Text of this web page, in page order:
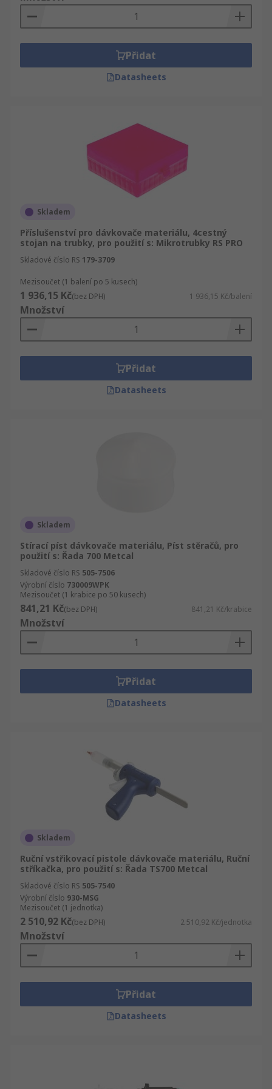
své hledání podle OK International, 0 nebo jiného
Příslušenství pro dávkovače materiálů výrobce a
výsledky se Vám zobrazí srovnané podle jména,
značky, dostupnosti nebo alfabeticky.
Nezapomeňte se podívat i na RS Informační
Zónu, která obsahují více než 100.000 stran
jejich používání stejně jako bezpečnostní rady a
Přidat
Datasheets
Skladem
Příslušenství pro dávkovače materiálu, 4cestný
stojan na trubky, pro použití s: Mikrotrubky RS PRO
Skladové číslo RS 179-3709
Mezisoučet (1 balení po 5 kusech)
1 936,15 Kč(bez DPH) 1 936,15 Kč/balení
Množství
Přidat
Datasheets
Skladem
Stírací píst dávkovače materiálu, Píst stěračů, pro
použití s: Řada 700 Metcal
Skladové číslo RS 505-7506
Výrobní číslo 730009WPK
Mezisoučet (1 krabice po 50 kusech)
841,21 Kč(bez DPH) 841,21 Kč/krabice
Množství
Přidat
Datasheets
Skladem
Ruční vstřikovací pistole dávkovače materiálu, Ruční
stříkačka, pro použití s: Řada TS700 Metcal
Skladové číslo RS 505-7540
Výrobní číslo 930-MSG
Mezisoučet (1 jednotka)
2 510,92 Kč(bez DPH) 2 510,92 Kč/jednotka
Množství
Přidat
Datasheets